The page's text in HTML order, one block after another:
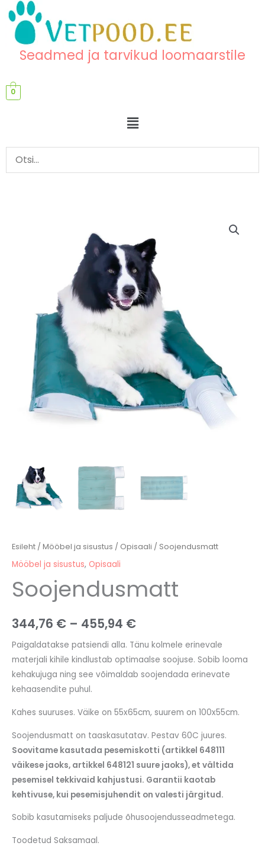
content
content
Seadmed ja tarvikud loomaarstile
0
Menu
Esileht / Mööbel ja sisustus / Opisaali / Soojendusmatt
Mööbel ja sisustus, Opisaali
Soojendusmatt
344,76 € – 455,94 €
344,76 €
kuni
455,94 €
Paigaldatakse patsiendi alla. Tänu kolmele erinevale
materjali kihile kindlustab optimaalse soojuse. Sobib looma
kehakujuga ning see võimaldab soojendada erinevate
kehaasendite puhul.
Kahes suuruses. Väike on 55x65cm, suurem on 100x55cm.
Soojendusmatt on taaskasutatav. Pestav 60C juures.
Soovitame kasutada pesemiskotti (artikkel 648111
väikese jaoks, artikkel 648121 suure jaoks), et vältida
pesemisel tekkivaid kahjustusi. Garantii kaotab
kehtivuse, kui pesemisjuhendit on valesti järgitud.
Sobib kasutamiseks paljude õhusoojendusseadmetega.
Toodetud Saksamaal.